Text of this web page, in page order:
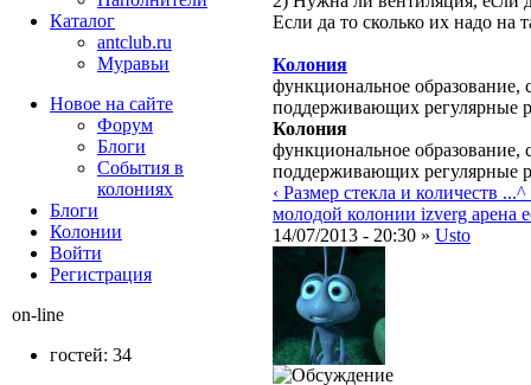
Если да то сколько их надо на
Колония
функциональное образование,
поддерживающих регулярные
Колония
функциональное образование,
поддерживающих регулярные
‹ Размер стекла и количеств ...^
молодой колонии izverg арена
14/07/2013 - 20:30 » Usto
Каталог
antclub.ru
Муравьи
Новое на сайте
Форум
Блоги
События в
колониях
Блоги
Колонии
Войти
Peгиcтpaция
on-line
гостей: 34